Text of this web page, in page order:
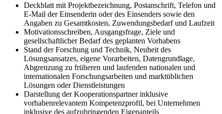
Deckblatt mit Projektbezeichnung, Postanschrift, Telefon und
E-Mail der Einsenderin oder des Einsenders sowie den
Angaben zu Gesamtkosten, Zuwendungsbedarf und Laufzeit
Motivationsschreiben, Ausgangsfrage, Ziele und
gesellschaftlicher Bedarf des geplanten Vorhabens
Stand der Forschung und Technik, Neuheit des
Lösungsansatzes, eigene Vorarbeiten, Datengrundlage,
Abgrenzung zu früheren und laufenden nationalen und
internationalen Forschungsarbeiten und marktüblichen
Lösungen oder Dienstleistungen
Darstellung der Kooperationspartner inklusive
vorhabenrelevantem Kompetenzprofil, bei Unternehmen
inklusive des aufzubringenden Eigenanteils